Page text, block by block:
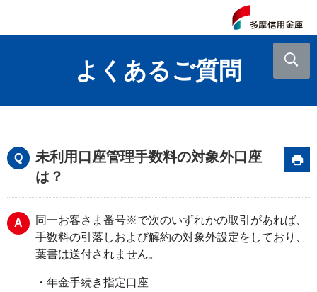
よくあるご質問
未利用口座管理手数料の対象外口座
は？
同一お客さま番号※で次のいずれかの取引があれば、
手数料の引落しおよび解約の対象外設定をしており、
葉書は送付されません。
・年金手続き指定口座